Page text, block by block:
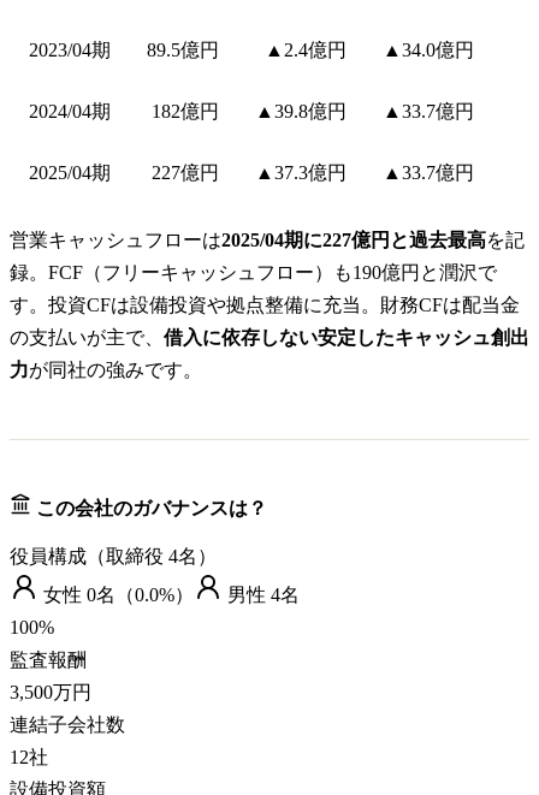
2023/04期 89.5億円 ▲2.4億円 ▲34.0億円
2024/04期 182億円 ▲39.8億円 ▲33.7億円
2025/04期 227億円 ▲37.3億円 ▲33.7億円
営業キャッシュフローは2025/04期に227億円と過去最高を記
録。FCF（フリーキャッシュフロー）も190億円と潤沢で
す。投資CFは設備投資や拠点整備に充当。財務CFは配当金
の支払いが主で、 借入に依存しない安定したキャッシュ創出
力が同社の強みです。
この会社のガバナンスは？
役員構成（取締役 4名）
女性 0名（0.0%） 男性 4名
100%
監査報酬
3,500万円
連結子会社数
12社
設備投資額